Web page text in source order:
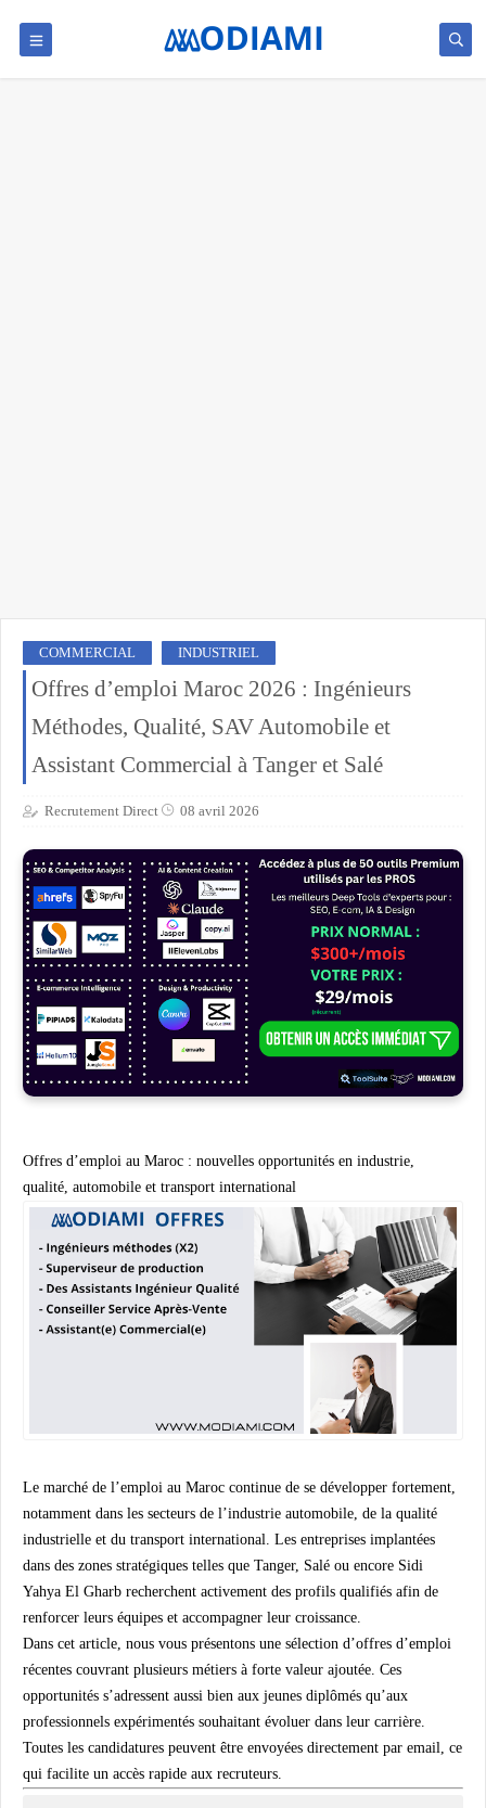
COMMERCIAL INDUSTRIEL
Offres d’emploi Maroc 2026 : Ingénieurs
Méthodes, Qualité, SAV Automobile et
Assistant Commercial à Tanger et Salé
Recrutement Direct 08 avril 2026
Offres d’emploi au Maroc : nouvelles opportunités en industrie,
qualité, automobile et transport international
Le marché de l’emploi au Maroc continue de se développer fortement,
notamment dans les secteurs de l’industrie automobile, de la qualité
industrielle et du transport international. Les entreprises implantées
dans des zones stratégiques telles que Tanger, Salé ou encore Sidi
Yahya El Gharb recherchent activement des profils qualifiés afin de
renforcer leurs équipes et accompagner leur croissance.
Dans cet article, nous vous présentons une sélection d’offres d’emploi
récentes couvrant plusieurs métiers à forte valeur ajoutée. Ces
opportunités s’adressent aussi bien aux jeunes diplômés qu’aux
professionnels expérimentés souhaitant évoluer dans leur carrière.
Toutes les candidatures peuvent être envoyées directement par email, ce
qui facilite un accès rapide aux recruteurs.